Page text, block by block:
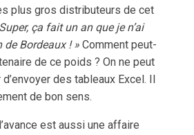
plus gros distributeurs de cet
ça fait un an que je n’ai
de Bordeaux ! » Comment peut-
de ce poids ? On ne peut
des tableaux Excel. Il
de bon sens.
est aussi une affaire